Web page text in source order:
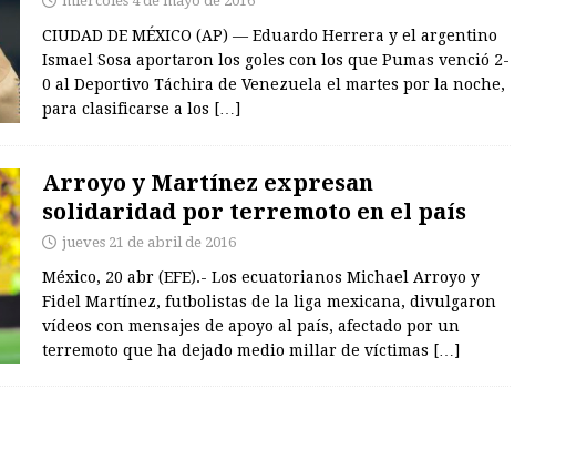
CIUDAD DE MÉXICO (AP) — Eduardo Herrera y el argentino
Ismael Sosa aportaron los goles con los que Pumas venció 2-
0 al Deportivo Táchira de Venezuela el martes por la noche,
para clasificarse a los […]
Arroyo y Martínez expresan
solidaridad por terremoto en el país
jueves 21 de abril de 2016
México, 20 abr (EFE).- Los ecuatorianos Michael Arroyo y
Fidel Martínez, futbolistas de la liga mexicana, divulgaron
vídeos con mensajes de apoyo al país, afectado por un
terremoto que ha dejado medio millar de víctimas […]